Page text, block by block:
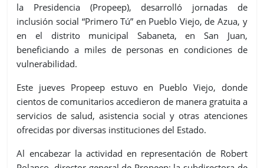
la Presidencia (Propeep), desarrolló jornadas de
inclusión social “Primero Tú” en Pueblo Viejo, de Azua, y
en el distrito municipal Sabaneta, en San Juan,
beneficiando a miles de personas en condiciones de
vulnerabilidad.
Este jueves Propeep estuvo en Pueblo Viejo, donde
cientos de comunitarios accedieron de manera gratuita a
servicios de salud, asistencia social y otras atenciones
ofrecidas por diversas instituciones del Estado.
Al encabezar la actividad en representación de Robert